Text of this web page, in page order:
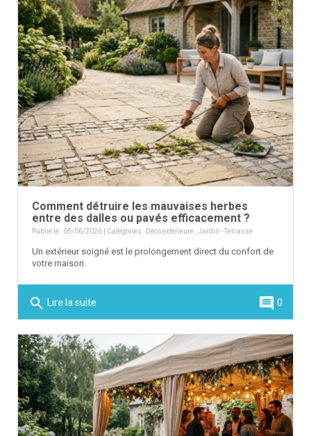
Comment détruire les mauvaises herbes
entre des dalles ou pavés efficacement ?
Publié le : 05/06/2026 | Catégories : Déco extérieure Jardin - Terrasse
Un extérieur soigné est le prolongement direct du confort de
votre maison.
search Lire la suite comment 0